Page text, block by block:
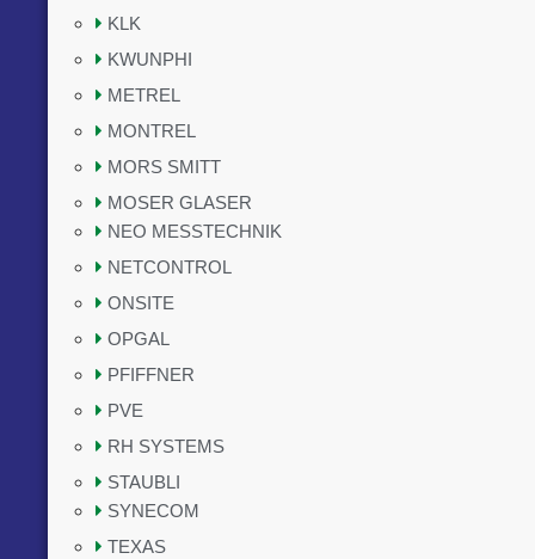
KLK
KWUNPHI
METREL
MONTREL
MORS SMITT
MOSER GLASER
NEO MESSTECHNIK
NETCONTROL
ONSITE
OPGAL
PFIFFNER
PVE
RH SYSTEMS
STAUBLI
SYNECOM
TEXAS